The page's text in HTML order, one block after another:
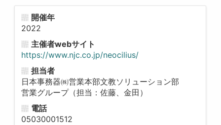
開催年
2022
主催者webサイト
https://www.njc.co.jp/neocilius/
担当者
日本事務器㈱営業本部文教ソリューション部
営業グループ（担当：佐藤、金田）
電話
05030001512